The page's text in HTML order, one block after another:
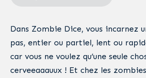
Dans Zombie Dice, vous incarnez
pas, entier ou partiel, lent ou
car vous ne voulez qu’une seule
cerveeaaauux ! Et chez les